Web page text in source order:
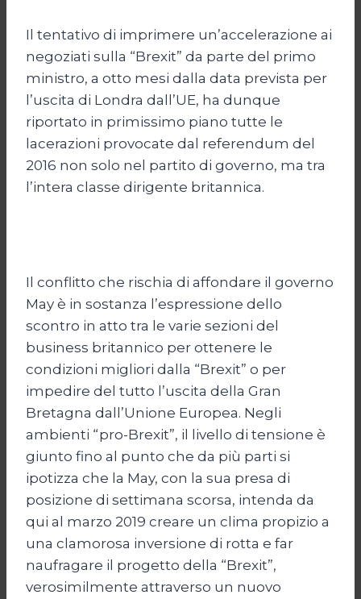
Il tentativo di imprimere un’accelerazione ai
negoziati sulla “Brexit” da parte del primo
ministro, a otto mesi dalla data prevista per
l’uscita di Londra dall’UE, ha dunque
riportato in primissimo piano tutte le
lacerazioni provocate dal referendum del
2016 non solo nel partito di governo, ma tra
l’intera classe dirigente britannica.
Il conflitto che rischia di affondare il governo
May è in sostanza l’espressione dello
scontro in atto tra le varie sezioni del
business britannico per ottenere le
condizioni migliori dalla “Brexit” o per
impedire del tutto l’uscita della Gran
Bretagna dall’Unione Europea. Negli
ambienti “pro-Brexit”, il livello di tensione è
giunto fino al punto che da più parti si
ipotizza che la May, con la sua presa di
posizione di settimana scorsa, intenda da
qui al marzo 2019 creare un clima propizio a
una clamorosa inversione di rotta e far
naufragare il progetto della “Brexit”,
verosimilmente attraverso un nuovo